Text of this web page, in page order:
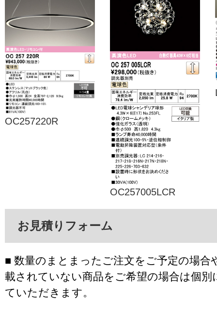
OC257220R
OC257005LCR
お見積りフォーム
■ 数量のまとまったご注文をご予定の場合
載されていない商品をご希望の場合は個別
ていただきます。